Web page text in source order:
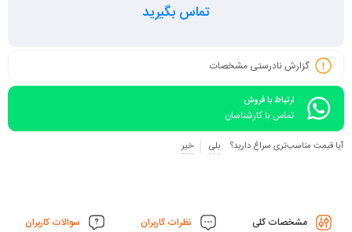
تماس بگیرید
گزارش نادرستی مشخصات
ارتباط با فروش
تماس با کارشناسان
آیا قیمت مناسب‌تری سراغ دارید؟ بلی خیر
مشخصات کلی نظرات کاربران سوالات کاربران